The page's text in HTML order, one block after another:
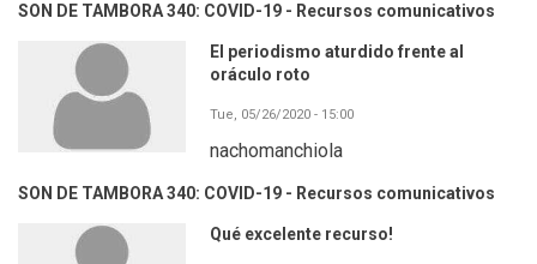
SON DE TAMBORA 340: COVID-19 - Recursos comunicativos
El periodismo aturdido frente al
oráculo roto
Tue, 05/26/2020 - 15:00
nachomanchiola
SON DE TAMBORA 340: COVID-19 - Recursos comunicativos
Qué excelente recurso!